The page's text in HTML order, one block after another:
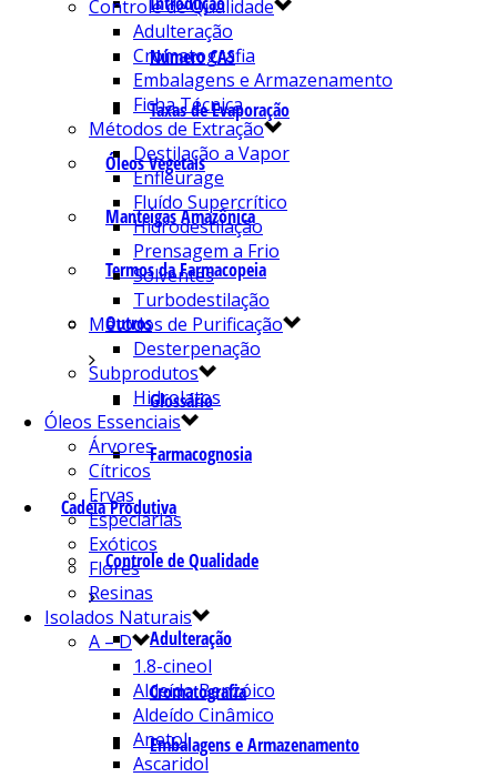
Número CAS
Taxas de Evaporação
Óleos Vegetais
Manteigas Amazônica
Termos da Farmacopeia
Outros
Glossário
Farmacognosia
Cadeia Produtiva
Controle de Qualidade
Adulteração
Cromatografia
Embalagens e Armazenamento
Controle de Qualidade
Adulteração
Cromatografia
Embalagens e Armazenamento
Ficha Técnica
Métodos de Extração
Destilação a Vapor
Enfleurage
Fluído Supercrítico
Hidrodestilação
Prensagem a Frio
Solventes
Turbodestilação
Métodos de Purificação
Desterpenação
Subprodutos
Hidrolatos
Óleos Essenciais
Árvores
Cítricos
Ervas
Especiarias
Exóticos
Flores
Resinas
Isolados Naturais
A – D
1.8-cineol
Aldeído Benzóico
Aldeído Cinâmico
Anetol
Ascaridol